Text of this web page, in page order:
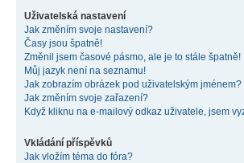
Uživatelská nastavení
Jak změním svoje nastavení?
Časy jsou špatně!
Změnil jsem časové pásmo, ale je to stále špatně!
Můj jazyk není na seznamu!
Jak zobrazím obrázek pod uživatelským jménem?
Jak změním svoje zařazení?
Když kliknu na e-mailový odkaz uživatele, jsem
Vkládání příspěvků
Jak vložím téma do fóra?